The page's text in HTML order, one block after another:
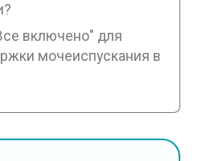
включено" для
мочеиспускания в